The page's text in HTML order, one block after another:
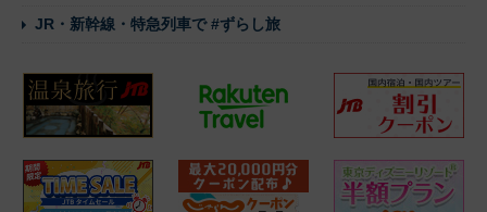
JR・新幹線・特急列車で #ずらし旅